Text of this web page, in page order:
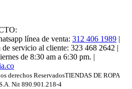
línea de venta: 312 406 1989 |
servicio al cliente: 323 468 2642 |
de 8:30 am a 6:30 pm. |
derechos ReservadosTIENDAS DE ROPA
Nit 890.901.218-4